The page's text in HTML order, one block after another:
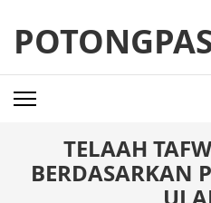
content
(Press
Enter)
TELAAH
BERDASARKAN